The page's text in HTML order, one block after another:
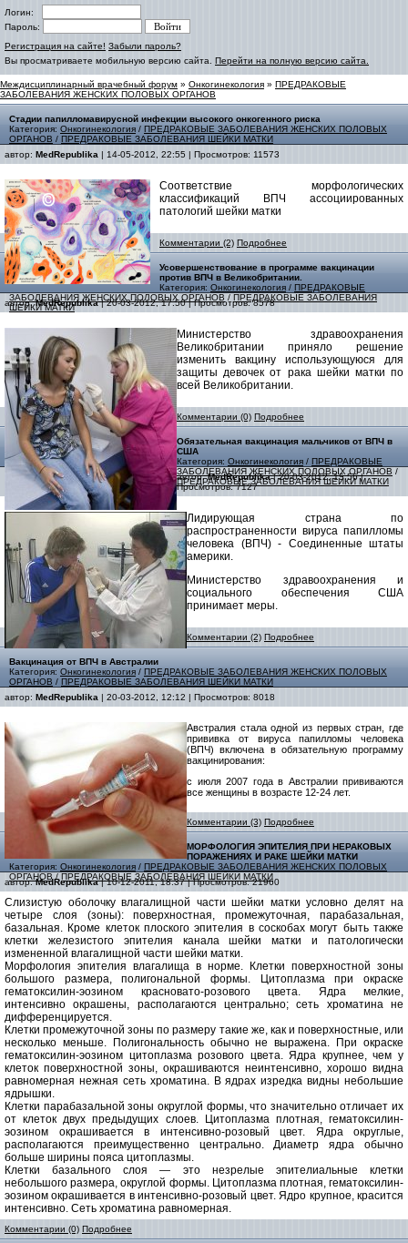
Логин:
Пароль:
Регистрация на сайте! Забыли пароль?
Вы просматриваете мобильную версию сайта. Перейти на полную версию сайта.
Междисциплинарный врачебный форум » Онкогинекология » ПРЕДРАКОВЫЕ
ЗАБОЛЕВАНИЯ ЖЕНСКИХ ПОЛОВЫХ ОРГАНОВ
Стадии папилломавирусной инфекции высокого онкогенного риска
Категория: Онкогинекология / ПРЕДРАКОВЫЕ ЗАБОЛЕВАНИЯ ЖЕНСКИХ ПОЛОВЫХ
ОРГАНОВ / ПРЕДРАКОВЫЕ ЗАБОЛЕВАНИЯ ШЕЙКИ МАТКИ
автор: MedRepublika | 14-05-2012, 22:55 | Просмотров: 11573
Соответствие морфологических
классификаций ВПЧ ассоциированных
патологий шейки матки
Комментарии (2) Подробнее
Усовершенствование в программе вакцинации
против ВПЧ в Великобритании.
Категория: Онкогинекология / ПРЕДРАКОВЫЕ
ЗАБОЛЕВАНИЯ ЖЕНСКИХ ПОЛОВЫХ ОРГАНОВ / ПРЕДРАКОВЫЕ ЗАБОЛЕВАНИЯ
ШЕЙКИ МАТКИ
автор:MedRepublika| 20-03-2012, 17:50 | Просмотров: 8578
Министерство здравоохранения
Великобритании приняло решение
изменить вакцину использующуюся для
защиты девочек от рака шейки матки по
всей Великобритании.
Комментарии (0) Подробнее
Обязательная вакцинация мальчиков от ВПЧ в
США
Категория: Онкогинекология / ПРЕДРАКОВЫЕ
ЗАБОЛЕВАНИЯ ЖЕНСКИХ ПОЛОВЫХ ОРГАНОВ /
ПРЕДРАКОВЫЕ ЗАБОЛЕВАНИЯ ШЕЙКИ МАТКИ
автор:MedRepublika| 20-03-2012, 15:56 |
Просмотров: 7127
Лидирующая страна по
распространенности вируса папилломы
человека (ВПЧ) - Соединенные штаты
америки.
Министерство здравоохранения и
социального обеспечения США
принимает меры.
Комментарии (2) Подробнее
Вакцинация от ВПЧ в Австралии
Категория: Онкогинекология / ПРЕДРАКОВЫЕ ЗАБОЛЕВАНИЯ ЖЕНСКИХ ПОЛОВЫХ
ОРГАНОВ / ПРЕДРАКОВЫЕ ЗАБОЛЕВАНИЯ ШЕЙКИ МАТКИ
автор: MedRepublika | 20-03-2012, 12:12 | Просмотров: 8018
Австралия стала одной из первых стран, где
прививка от вируса папилломы человека
(ВПЧ) включена в обязательную программу
вакцинирования:
с июля 2007 года в Австралии прививаются
все женщины в возрасте 12-24 лет.
Комментарии (3) Подробнее
МОРФОЛОГИЯ ЭПИТЕЛИЯ ПРИ НЕРАКОВЫХ
ПОРАЖЕНИЯХ И РАКЕ ШЕЙКИ МАТКИ
Категория: Онкогинекология / ПРЕДРАКОВЫЕ ЗАБОЛЕВАНИЯ ЖЕНСКИХ ПОЛОВЫХ
ОРГАНОВ / ПРЕДРАКОВЫЕ ЗАБОЛЕВАНИЯ ШЕЙКИ МАТКИ
автор:MedRepublika| 10-12-2011, 18:37 | Просмотров: 21960
Слизистую оболочку влагалищной части шейки матки условно делят на
четыре слоя (зоны): поверхностная, промежуточная, парабазальная,
базальная. Кроме клеток плоского эпителия в соскобах могут быть также
клетки железистого эпителия канала шейки матки и патологически
измененной влагалищной части шейки матки.
Морфология эпителия влагалища в норме. Клетки поверхностной зоны
большого размера, полигональной формы. Цитоплазма при окраске
гематоксилин-эозином красновато-розового цвета. Ядра мелкие,
интенсивно окрашены, располагаются центрально; сеть хроматина не
дифференцируется.
Клетки промежуточной зоны по размеру такие же, как и поверхностные, или
несколько меньше. Полигональность обычно не выражена. При окраске
гематоксилин-эозином цитоплазма розового цвета. Ядра крупнее, чем у
клеток поверхностной зоны, окрашиваются неинтенсивно, хорошо видна
равномерная нежная сеть хроматина. В ядрах изредка видны небольшие
ядрышки.
Клетки парабазальной зоны округлой формы, что значительно отличает их
от клеток двух предыдущих слоев. Цитоплазма плотная, гематоксилин-
эозином окрашивается в интенсивно-розовый цвет. Ядра округлые,
располагаются преимущественно центрально. Диаметр ядра обычно
больше ширины пояса цитоплазмы.
Клетки базального слоя — это незрелые эпителиальные клетки
небольшого размера, округлой формы. Цитоплазма плотная, гематоксилин-
эозином окрашивается в интенсивно-розовый цвет. Ядро крупное, красится
интенсивно. Сеть хроматина равномерная.
Комментарии (0) Подробнее